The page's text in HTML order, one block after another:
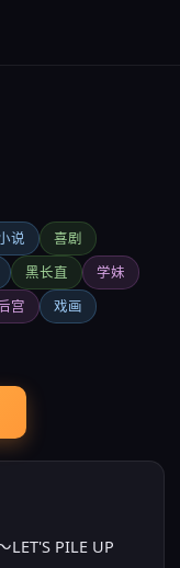
说
喜剧
黑长直
学妹
宫
戏画
LET'S PILE UP